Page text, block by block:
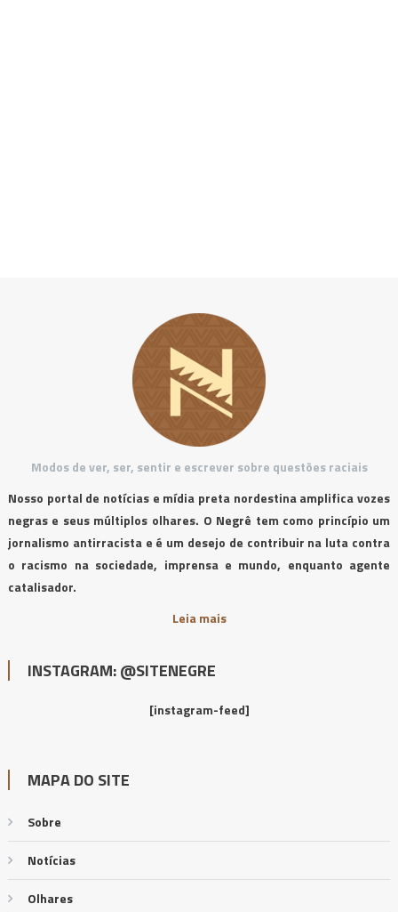
Modos de ver, ser, sentir e escrever sobre questões raciais
Nosso portal de notícias e mídia preta nordestina amplifica vozes
negras e seus múltiplos olhares. O Negrê tem como princípio um
jornalismo antirracista e é um desejo de contribuir na luta contra
o racismo na sociedade, imprensa e mundo, enquanto agente
catalisador.
Leia mais
INSTAGRAM: @SITENEGRE
[instagram-feed]
MAPA DO SITE
Sobre
Notícias
Olhares